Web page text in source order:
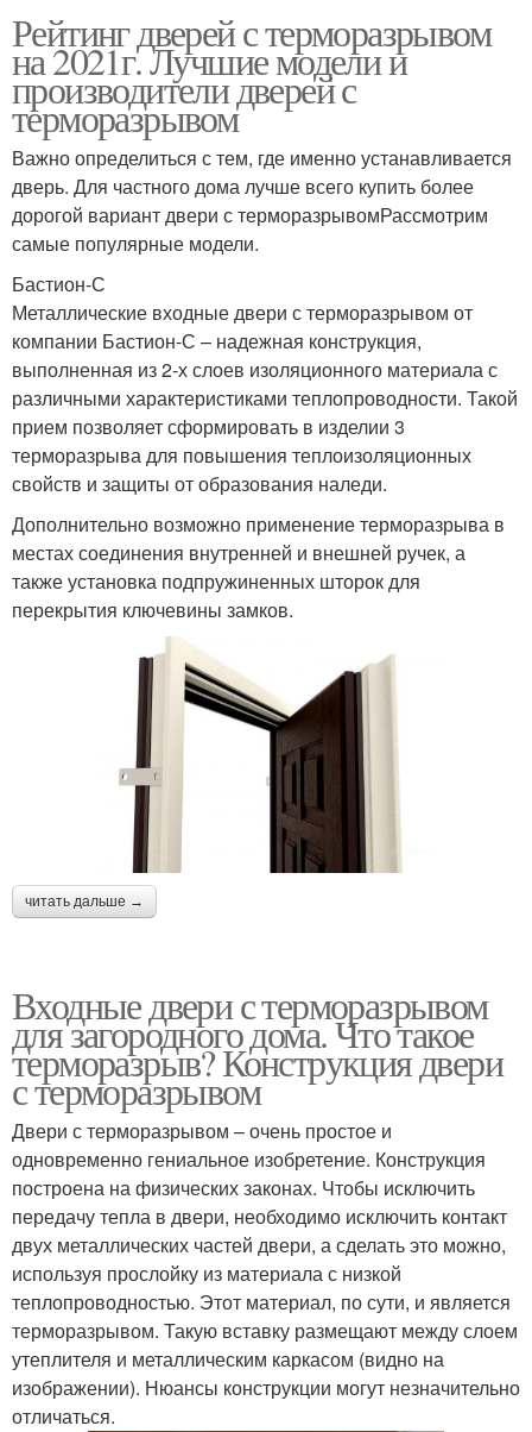
Рейтинг дверей с терморазрывом
на 2021г. Лучшие модели и
производители дверей с
терморазрывом
Важно определиться с тем, где именно устанавливается
дверь. Для частного дома лучше всего купить более
дорогой вариант двери с терморазрывомРассмотрим
самые популярные модели.
Бастион-С
Металлические входные двери с терморазрывом от
компании Бастион-С – надежная конструкция,
выполненная из 2-х слоев изоляционного материала с
различными характеристиками теплопроводности. Такой
прием позволяет сформировать в изделии 3
терморазрыва для повышения теплоизоляционных
свойств и защиты от образования наледи.
Дополнительно возможно применение терморазрыва в
местах соединения внутренней и внешней ручек, а
также установка подпружиненных шторок для
перекрытия ключевины замков.
читать дальше →
Входные двери с терморазрывом
для загородного дома. Что такое
терморазрыв? Конструкция двери
с терморазрывом
Двери с терморазрывом – очень простое и
одновременно гениальное изобретение. Конструкция
построена на физических законах. Чтобы исключить
передачу тепла в двери, необходимо исключить контакт
двух металлических частей двери, а сделать это можно,
используя прослойку из материала с низкой
теплопроводностью. Этот материал, по сути, и является
терморазрывом. Такую вставку размещают между слоем
утеплителя и металлическим каркасом (видно на
изображении). Нюансы конструкции могут незначительно
отличаться.